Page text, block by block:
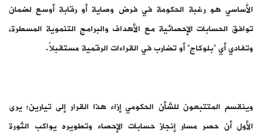
الأساسي هو رغبة الحكومة في فرض وصاية أو رقابة أوسع لضمان
توافق الحسابات الإحصائية مع الأهداف والبرامج التنموية المسطرة،
وتفادي أي “بلوكاج” أو تضارب في القراءات الرقمية مستقبلاً.
وينقسم المتتبعون للشأن الحكومي إزاء هذا القرار إلى تيارين؛ يرى
الأول أن حصر مسار إنجاز حسابات الإحصاء وتطويره يواكب الثورة